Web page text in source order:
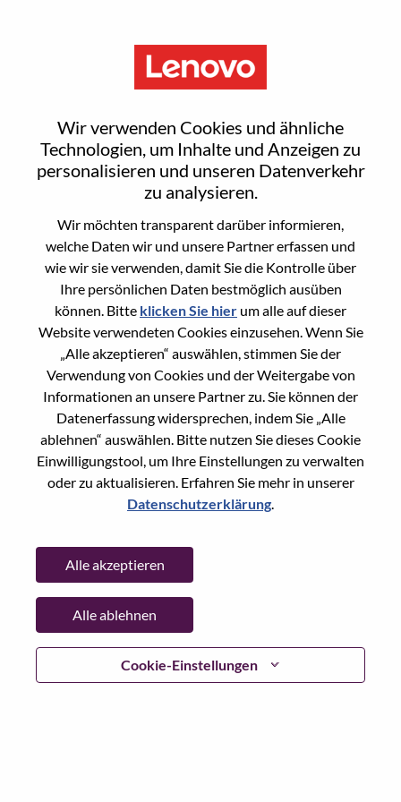
Wir verwenden Cookies und ähnliche
Technologien, um Inhalte und Anzeigen zu
personalisieren und unseren Datenverkehr
zu analysieren.
Wir möchten transparent darüber informieren,
welche Daten wir und unsere Partner erfassen und
wie wir sie verwenden, damit Sie die Kontrolle über
Ihre persönlichen Daten bestmöglich ausüben
können. Bitte klicken Sie hier um alle auf dieser
Website verwendeten Cookies einzusehen. Wenn Sie
„Alle akzeptieren“ auswählen, stimmen Sie der
Verwendung von Cookies und der Weitergabe von
Informationen an unsere Partner zu. Sie können der
Datenerfassung widersprechen, indem Sie „Alle
ablehnen“ auswählen. Bitte nutzen Sie dieses Cookie
Einwilligungstool, um Ihre Einstellungen zu verwalten
oder zu aktualisieren. Erfahren Sie mehr in unserer
Datenschutzerklärung.
Cookie-Einstellungen
Alle akzeptieren
Alle ablehnen
Reset password
Are you sure you want to reset your
Enter the email address associated with your
account, then click "Continue".
We will email you a link to reset your
password.
E-mail*
Continue
Go Back